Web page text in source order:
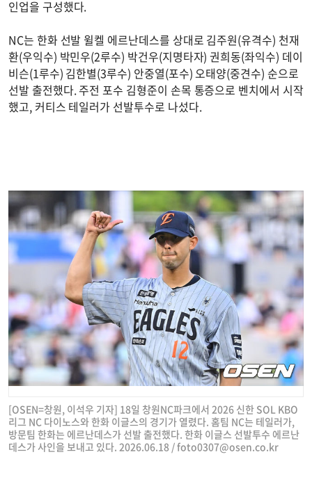
인업을 구성했다.
NC는 한화 선발 윌켈 에르난데스를 상대로 김주원(유격수) 천재
환(우익수) 박민우(2루수) 박건우(지명타자) 권희동(좌익수) 데이
비슨(1루수) 김한별(3루수) 안중열(포수) 오태양(중견수) 순으로
선발 출전했다. 주전 포수 김형준이 손목 통증으로 벤치에서 시작
했고, 커티스 테일러가 선발투수로 나섰다.
[OSEN=창원, 이석우 기자] 18일 창원NC파크에서 2026 신한 SOL KBO
리그 NC 다이노스와 한화 이글스의 경기가 열렸다. 홈팀 NC는 테일러가,
방문팀 한화는 에르난데스가 선발 출전했다. 한화 이글스 선발투수 에르난
데스가 사인을 보내고 있다. 2026.06.18 /foto0307@osen.co.kr